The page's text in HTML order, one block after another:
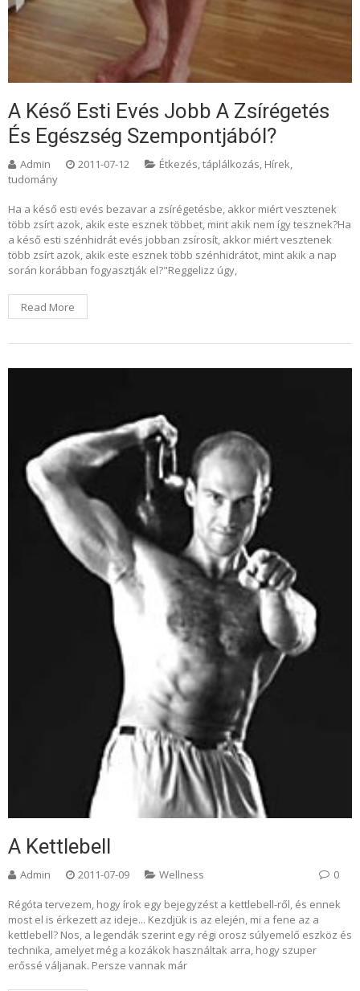
A Késő Esti Evés Jobb A Zsírégetés
És Egészség Szempontjából?
Admin 2011-07-12 Étkezés, táplálkozás, Hírek,
tudomány
Ha a késő esti evés bezavar a zsírégetésbe, akkor miért vesztenek
több zsírt azok, akik este esznek többet, mint akik nem így tesznek?Ha
a késő esti szénhidrát evés jobban zsírosít, akkor miért vesztenek
több zsírt azok, akik este esznek több szénhidrátot, mint akik a nap
során korábban fogyasztják el?"Reggelizz úgy,
Read More
A Kettlebell
Admin 2011-07-09 Wellness 0
Régóta tervezem, hogy írok egy bejegyzést a kettlebell-ről, és ennek
most el is érkezett az ideje... Kezdjük is az elején, mi a fene az a
kettlebell? Nos, a legendák szerint egy régi orosz súlyemelő eszköz és
technika, amelyet még a kozákok használtak arra, hogy szuper
erőssé váljanak. Persze vannak már